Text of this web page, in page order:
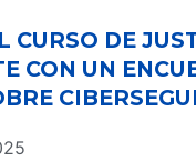
CURSO DE
CON UN